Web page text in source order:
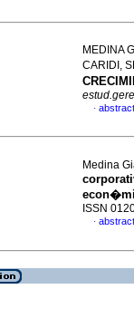
MEDINA
CARIDI,
·
Medina
ISSN
·